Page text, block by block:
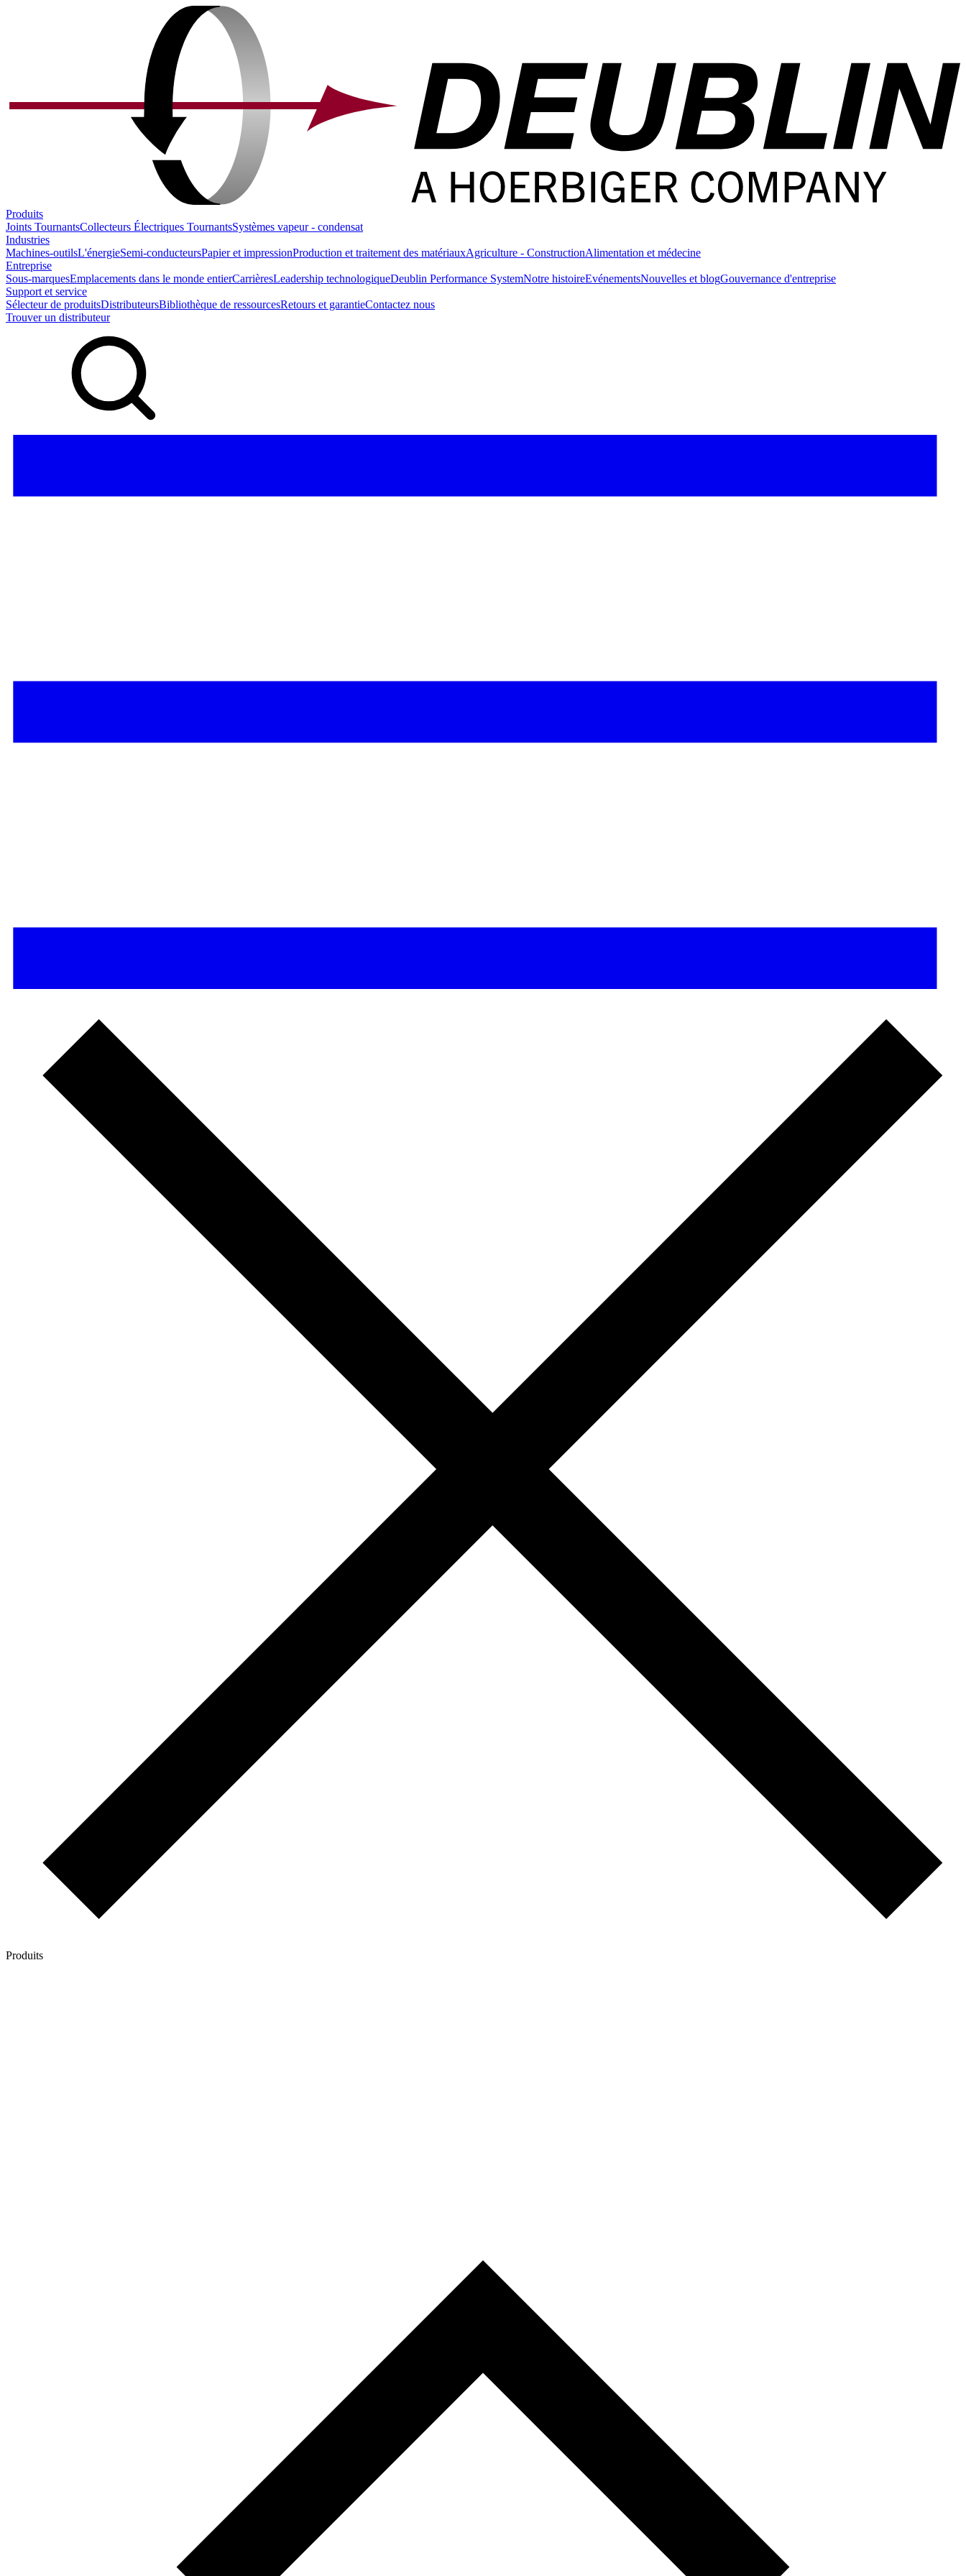
Produits
Joints TournantsCollecteurs Électriques TournantsSystèmes vapeur - condensat
Industries
Machines-outilsL'énergieSemi-conducteursPapier et impressionProduction et traitement des matériauxAgriculture - ConstructionAlimentation et médecine
Entreprise
Sous-marquesEmplacements dans le monde entierCarrièresLeadership technologiqueDeublin Performance SystemNotre histoireEvénementsNouvelles et blogGouvernance d'entreprise
Support et service
Sélecteur de produitsDistributeursBibliothèque de ressourcesRetours et garantieContactez nous
Trouver un distributeur
Produits